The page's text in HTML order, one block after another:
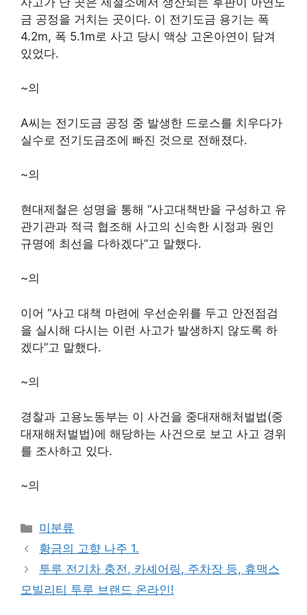
금 공정을 거치는 곳이다. 이 전기도금 용기는 폭
4.2m, 폭 5.1m로 사고 당시 액상 고온아연이 담겨
있었다.
~의
A씨는 전기도금 공정 중 발생한 드로스를 치우다가
실수로 전기도금조에 빠진 것으로 전해졌다.
~의
현대제철은 성명을 통해 “사고대책반을 구성하고 유
관기관과 적극 협조해 사고의 신속한 시정과 원인
규명에 최선을 다하겠다”고 말했다.
~의
이어 “사고 대책 마련에 우선순위를 두고 안전점검
을 실시해 다시는 이런 사고가 발생하지 않도록 하
겠다”고 말했다.
~의
경찰과 고용노동부는 이 사건을 중대재해처벌법(중
대재해처벌법)에 해당하는 사건으로 보고 사고 경위
를 조사하고 있다.
~의
Categories
미분류
황금의 고향 나주 1.
투루 전기차 충전, 카셰어링, 주차장 등, 휴맥스
모빌리티 투루 브랜드 온라인!